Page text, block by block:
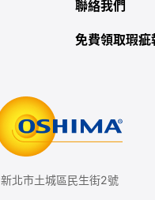
聯絡我們
免費領取瑕疵
新北市土城區民生街2號